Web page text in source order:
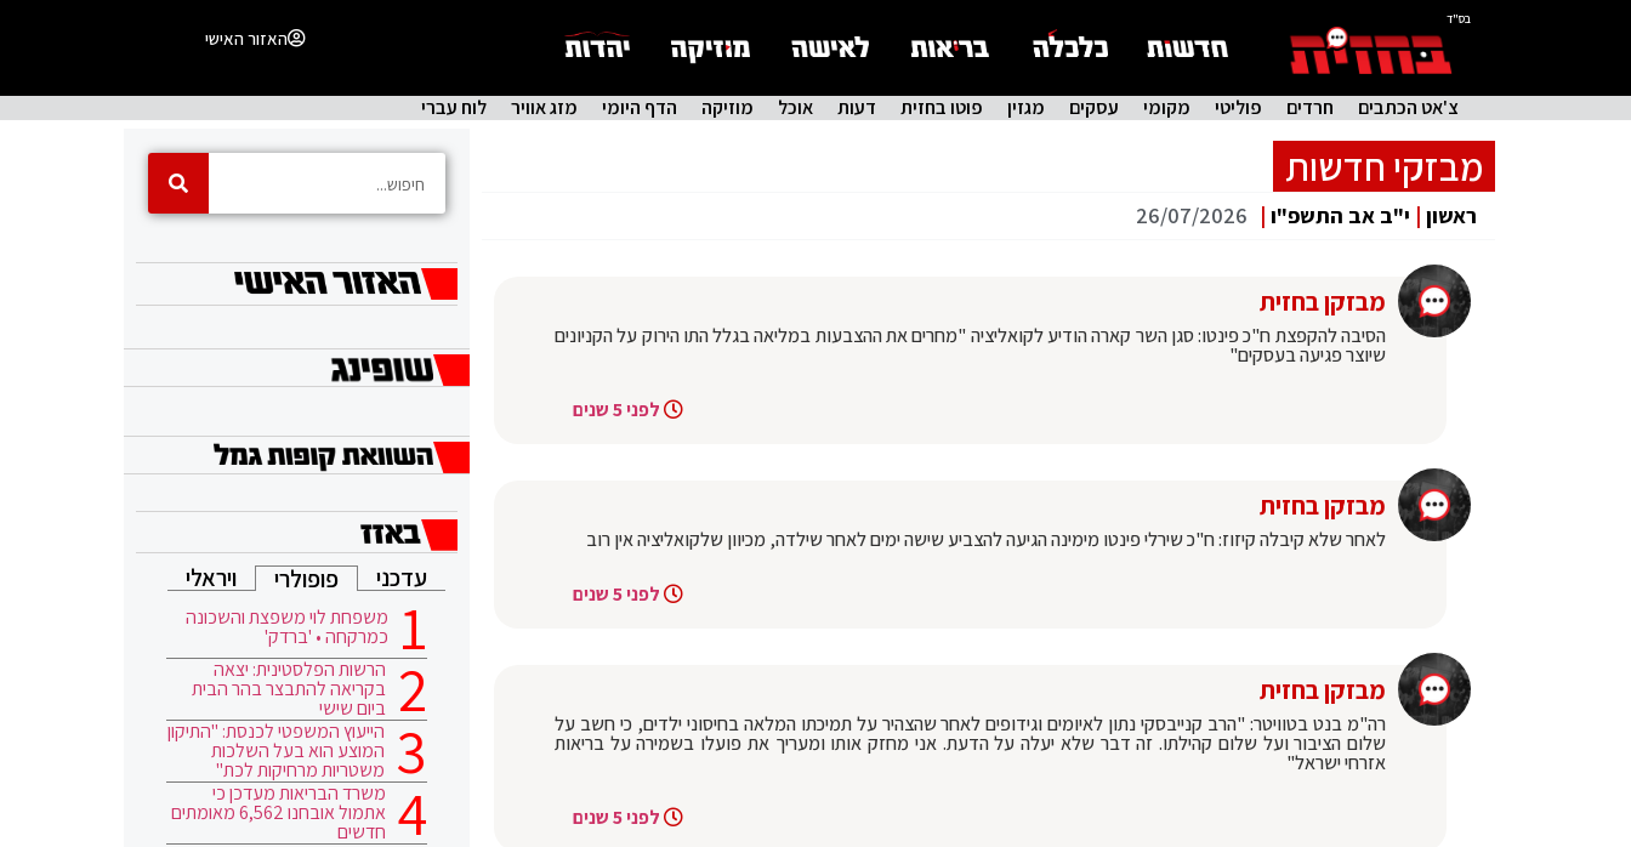
בס"ד
האזור האישי
צ'אט הכתבים חרדים פוליטי מקומי עסקים מגזין פוטו בחזית דעות אוכל מוזיקה הדף היומי מזג אוויר לוח עברי
מבזקי חדשות
ראשון | י"ב אב התשפ"ו |
26/07/2026
מבזקן בחזית
הסיבה להקפצת ח"כ פינטו: סגן השר קארה הודיע לקואליציה "מחרים את ההצבעות במליאה בגלל התו הירוק על הקניונים
שיוצר פגיעה בעסקים"
לפני 5 שנים
מבזקן בחזית
לאחר שלא קיבלה קיזוז: ח"כ שירלי פינטו מימינה הגיעה להצביע שישה ימים לאחר שילדה, מכיוון שלקואליציה אין רוב
לפני 5 שנים
מבזקן בחזית
רה"מ בנט בטוויטר: "הרב קנייבסקי נתון לאיומים וגידופים לאחר שהצהיר על תמיכתו המלאה בחיסוני ילדים, כי חשב על
שלום הציבור ועל שלום קהילתו. זה דבר שלא יעלה על הדעת. אני מחזק אותו ומעריך את פועלו בשמירה על בריאות
אזרחי ישראל"
לפני 5 שנים
עדכני פופולרי ויראלי
משפחת לוי משפצת והשכונה
כמרקחה • 'ברדק'
הרשות הפלסטינית: יצאה
בקריאה להתבצר בהר הבית
ביום שישי
הייעוץ המשפטי לכנסת: "התיקון
המוצע הוא בעל השלכות
משטריות מרחיקות לכת"
משרד הבריאות מעדכן כי
אתמול אובחנו 6,562 מאומתים
חדשים